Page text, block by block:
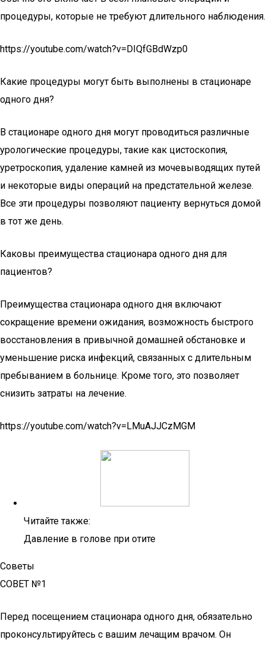
процедуры, которые не требуют длительного наблюдения.
https://youtube.com/watch?v=DIQfGBdWzp0
Какие процедуры могут быть выполнены в стационаре
одного дня?
В стационаре одного дня могут проводиться различные
урологические процедуры, такие как цистоскопия,
уретроскопия, удаление камней из мочевыводящих путей
и некоторые виды операций на предстательной железе.
Все эти процедуры позволяют пациенту вернуться домой
в тот же день.
Каковы преимущества стационара одного дня для
пациентов?
Преимущества стационара одного дня включают
сокращение времени ожидания, возможность быстрого
восстановления в привычной домашней обстановке и
уменьшение риска инфекций, связанных с длительным
пребыванием в больнице. Кроме того, это позволяет
снизить затраты на лечение.
https://youtube.com/watch?v=LMuAJJCzMGM
Читайте также:
Давление в голове при отите
Советы
СОВЕТ №1
Перед посещением стационара одного дня, обязательно
проконсультируйтесь с вашим лечащим врачом. Он